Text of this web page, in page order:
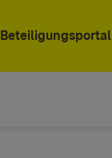
Beteiligungsportal